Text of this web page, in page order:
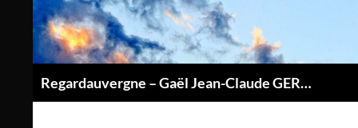
contenu
Regardauvergne – Gaël Jean-Claude GERARD